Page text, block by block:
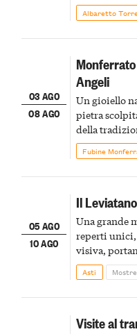
Albaretto
03 AGO
08 AGO
Angeli
Un gioiello
pietra
della
Fubine
05 AGO
10 AGO
Il
Una grande
reperti unici,
visiva,
della scena
Asti Mostre
Visite al